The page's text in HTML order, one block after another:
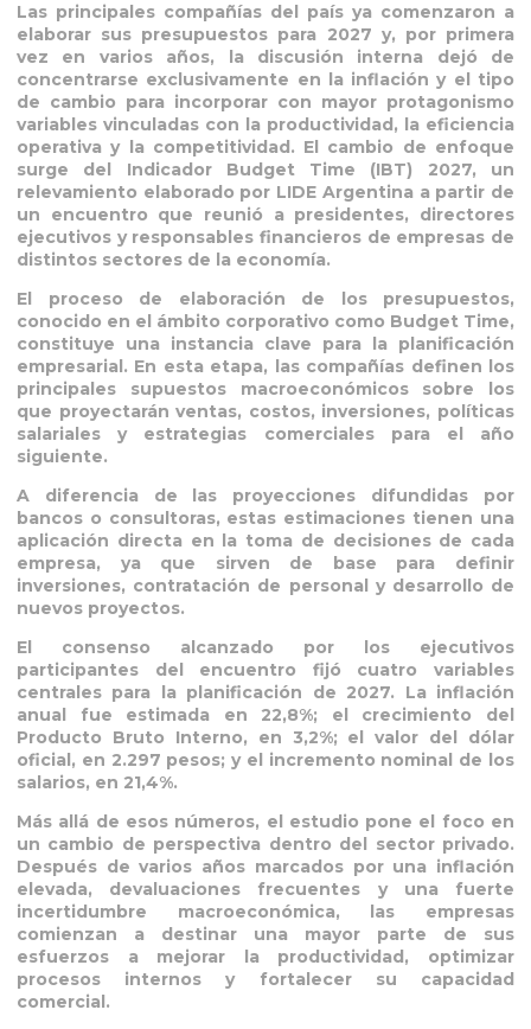
Las principales compañías del país ya comenzaron a
elaborar sus presupuestos para 2027 y, por primera
vez en varios años, la discusión interna dejó de
concentrarse exclusivamente en la inflación y el tipo
de cambio para incorporar con mayor protagonismo
variables vinculadas con la productividad, la eficiencia
operativa y la competitividad. El cambio de enfoque
surge del Indicador Budget Time (IBT) 2027, un
relevamiento elaborado por LIDE Argentina a partir de
un encuentro que reunió a presidentes, directores
ejecutivos y responsables financieros de empresas de
distintos sectores de la economía.
El proceso de elaboración de los presupuestos,
conocido en el ámbito corporativo como Budget Time,
constituye una instancia clave para la planificación
empresarial. En esta etapa, las compañías definen los
principales supuestos macroeconómicos sobre los
que proyectarán ventas, costos, inversiones, políticas
salariales y estrategias comerciales para el año
siguiente.
A diferencia de las proyecciones difundidas por
bancos o consultoras, estas estimaciones tienen una
aplicación directa en la toma de decisiones de cada
empresa, ya que sirven de base para definir
inversiones, contratación de personal y desarrollo de
nuevos proyectos.
El consenso alcanzado por los ejecutivos
participantes del encuentro fijó cuatro variables
centrales para la planificación de 2027. La inflación
anual fue estimada en 22,8%; el crecimiento del
Producto Bruto Interno, en 3,2%; el valor del dólar
oficial, en 2.297 pesos; y el incremento nominal de los
salarios, en 21,4%.
Más allá de esos números, el estudio pone el foco en
un cambio de perspectiva dentro del sector privado.
Después de varios años marcados por una inflación
elevada, devaluaciones frecuentes y una fuerte
incertidumbre macroeconómica, las empresas
comienzan a destinar una mayor parte de sus
esfuerzos a mejorar la productividad, optimizar
procesos internos y fortalecer su capacidad
comercial.